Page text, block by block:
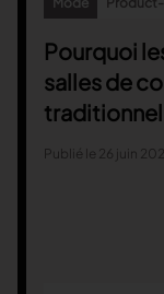
Pourquoi
salles de
Publié le 26 juin